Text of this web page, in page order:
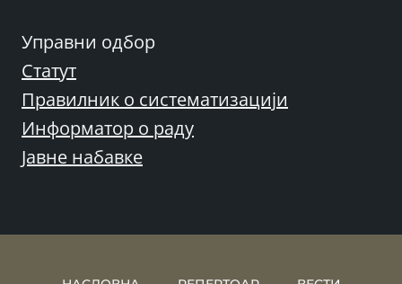
Управни одбор
Статут
Правилник о систематизацији
Информатор о раду
Јавне набавке